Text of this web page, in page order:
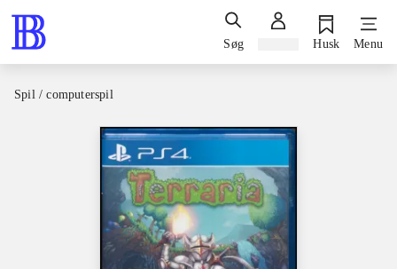
Søg Husk Menu
Spil / computerspil